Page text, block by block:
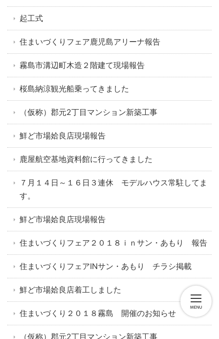
起工式
住まいづくりフェア鹿児島アリーナ報告
霧島市溝辺町木造２階建て現場報告
桜島納涼観光船乗ってきました
（仮称）郡元2丁目マンション新築工事
鮮ど市場姶良店現場報告
鹿屋航空基地資料館に行ってきました
７月１４日～１６日３連休 モデルハウス常駐してま
す。
鮮ど市場姶良店現場報告
住まいづくりフェア２０１８ｉｎサン・あもり 報告
住まいづくりフェアINサン・あもり チラシ掲載
鮮ど市場姶良店着工しました
住まいづくり２０１８霧島 開催のお知らせ
（仮称）郡元2丁目マンション新築工事